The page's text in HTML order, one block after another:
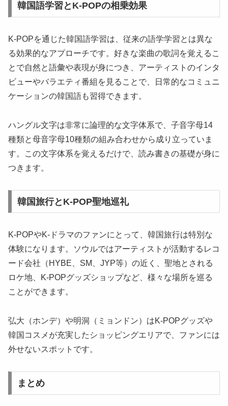
韓国語学習とK-POPの相乗効果
K-POPを通じた韓国語学習は、従来の語学学習とは異な
る効果的なアプローチです。好きな楽曲の歌詞を覚えるこ
とで自然と語彙や表現が身につき、アーティストのインタ
ビューやバラエティ番組を見ることで、日常的なコミュニ
ケーションの韓国語も習得できます。
ハングル文字は非常に論理的な文字体系で、子音字母14
種類と母音字母10種類の組み合わせから成り立っていま
す。この文字体系を覚えるだけで、読み書きの基礎が身に
つきます。
韓国旅行とK-POP聖地巡礼
K-POPやK-ドラマのファンにとって、韓国旅行は特別な
体験になります。ソウルではアーティストが活動するレコ
ード会社（HYBE、SM、JYP等）の近く、聖地とされる
ロケ地、K-POPグッズショップなど、様々な場所を巡る
ことができます。
弘大（ホンデ）や明洞（ミョンドン）はK-POPグッズや
韓国コスメが充実したショッピングエリアで、ファンには
外せないスポットです。
まとめ